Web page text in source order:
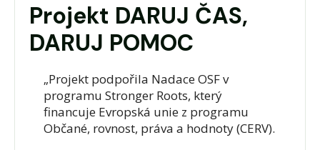
Projekt DARUJ ČAS,
DARUJ POMOC
„Projekt podpořila Nadace OSF v
programu Stronger Roots, který
financuje Evropská unie z programu
Občané, rovnost, práva a hodnoty (CERV).